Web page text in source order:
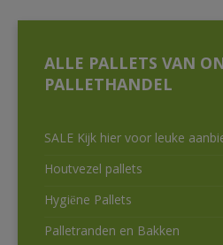
ALLE PALLETS VAN
PALLETHANDEL
SALE Kijk hier voor leuke
Houtvezel pallets
Hygiëne Pallets
Palletranden en Bakken